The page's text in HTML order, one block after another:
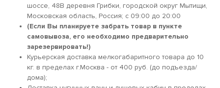
шоссе, 48В деревня Грибки, городской округ Мытищи,
Московская область, Россия; c 09:00 до 20:00
(Если Вы планируете забрать товар в пункте
самовывоза, его необходимо предварительно
зарезервировать!)
Курьерская доставка мелкогабаритного товара до 10
кг. в пределах г.Москва - от 400 руб. (до подъезда/
дома);